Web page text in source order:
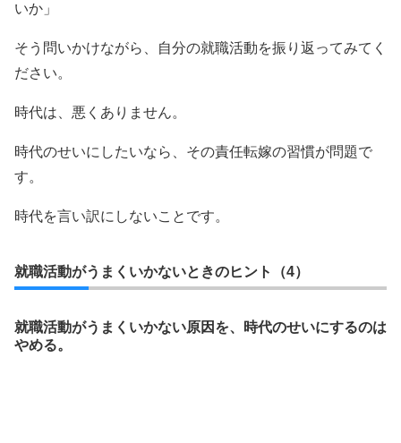
いか」
そう問いかけながら、自分の就職活動を振り返ってみてく
ださい。
時代は、悪くありません。
時代のせいにしたいなら、その責任転嫁の習慣が問題で
す。
時代を言い訳にしないことです。
就職活動がうまくいかないときのヒント（4）
就職活動がうまくいかない原因を、時代のせいにするのは
やめる。